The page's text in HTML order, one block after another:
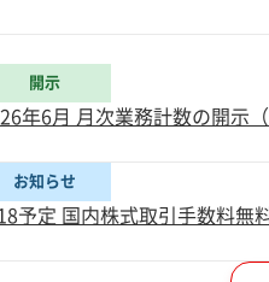
開示
年6月 月次業務計数の開示（
お知らせ
予定 国内株式取引手数料無